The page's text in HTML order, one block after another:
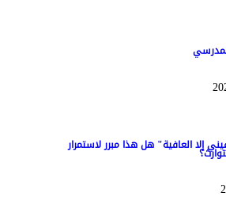
إلا العافية" هل هذا مبرر لاستمرار